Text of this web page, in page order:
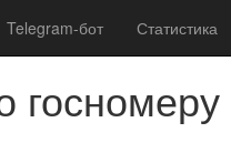
Telegram-бот Статистика